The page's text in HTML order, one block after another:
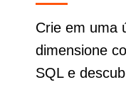
Crie em uma
dimensione
SQL e